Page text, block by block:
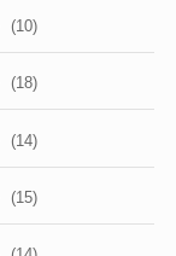
(10)
(18)
(14)
(15)